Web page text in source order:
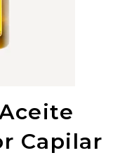
Capilar